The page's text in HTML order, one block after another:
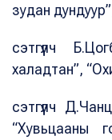
зудан
сэтгүүлч
халадтан”,
сэтгүүлч
“Хувьцааны